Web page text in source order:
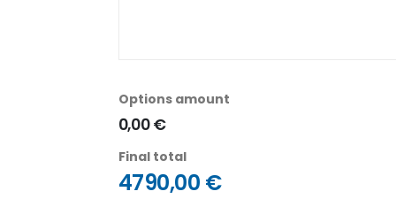
Options amount
0,00 €
Final total
4790,00 €